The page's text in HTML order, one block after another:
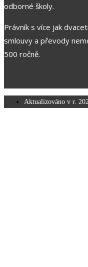
odborné školy.
Právník s více jak
smlouvy a převody
500 ročně.
Aktualizováno v r.